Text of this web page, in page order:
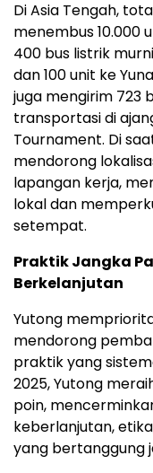
Di Asia Tengah,
menembus 10.000
400 bus listrik
dan 100 unit ke
juga mengirim 723
transportasi di
Tournament. Di
mendorong
lapangan kerja,
lokal dan
setempat.
Praktik Jangka
Berkelanjutan
Yutong
mendorong
praktik yang
2025, Yutong
poin,
keberlanjutan,
yang bertanggung